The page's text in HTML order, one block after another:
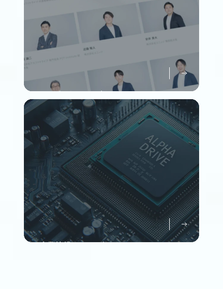
Member